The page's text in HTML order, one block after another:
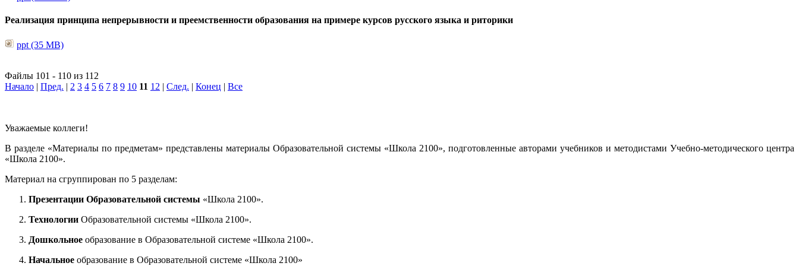
Реализация принципа непрерывности и преемственности образования на примере курсов русского языка и риторики
ppt (35 MB)
Файлы 101 - 110 из 112
Начало | Пред. | 2 3 4 5 6 7 8 9 10 11 12 | След. | Конец | Все
Уважаемые коллеги!
В разделе «Материалы по предметам» представлены материалы Образовательной системы «Школа 2100», подготовленные авторами учебников и методистами Учебно-методического центра
«Школа 2100».
Материал на сгруппирован по 5 разделам:
Презентации Образовательной системы «Школа 2100».
Технологии Образовательной системы «Школа 2100».
Дошкольное образование в Образовательной системе «Школа 2100».
Начальное образование в Образовательной системе «Школа 2100»